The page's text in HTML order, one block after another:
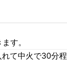
す。
て中火で30分程